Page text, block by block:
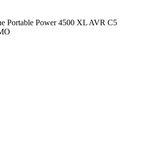
Portable Power 4500 XL AVR C5